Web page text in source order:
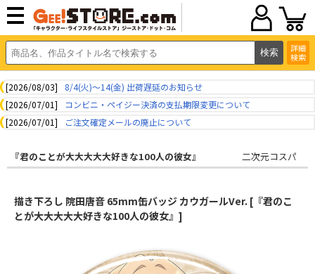
詳細
検索
[2026/08/03]
8/4(火)～14(金) 出荷遅延のお知らせ
[2026/07/01]
コンビニ・ペイジー決済の支払期限変更について
[2026/07/01]
ご注文確定メールの廃止について
『君のことが大大大大大好きな100人の彼女』 二次元コスパ
描き下ろし 院田唐音 65mm缶バッジ カウガールVer. [『君のこ
とが大大大大大好きな100人の彼女』]